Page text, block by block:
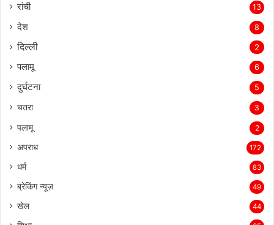
रांची 13
देश 8
दिल्‍ली 2
पलामू 6
दुर्घटना 5
चतरा 3
पलामू 2
अपराध 172
धर्म 83
ब्रेकिंग न्यूज़ 49
खेल 44